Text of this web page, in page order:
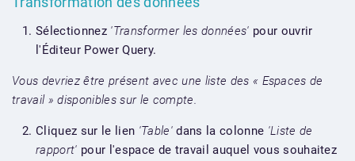
Sélectionnez 'Transformer les données' pour ouvrir
l'Éditeur Power Query.
Vous devriez être présent avec une liste des « Espaces de
travail » disponibles sur le compte.
Cliquez sur le lien 'Table'dans la colonne 'Liste de
rapport' pour l'espace de travail auquel vous souhaitez